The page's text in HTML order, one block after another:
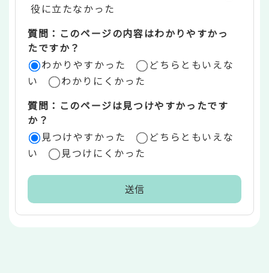
リ
ア
役に立たなかった
質問：このページの内容はわかりやすかっ
たですか？
わかりやすかった
どちらともいえな
い
わかりにくかった
質問：このページは見つけやすかったです
か？
見つけやすかった
どちらともいえな
い
見つけにくかった